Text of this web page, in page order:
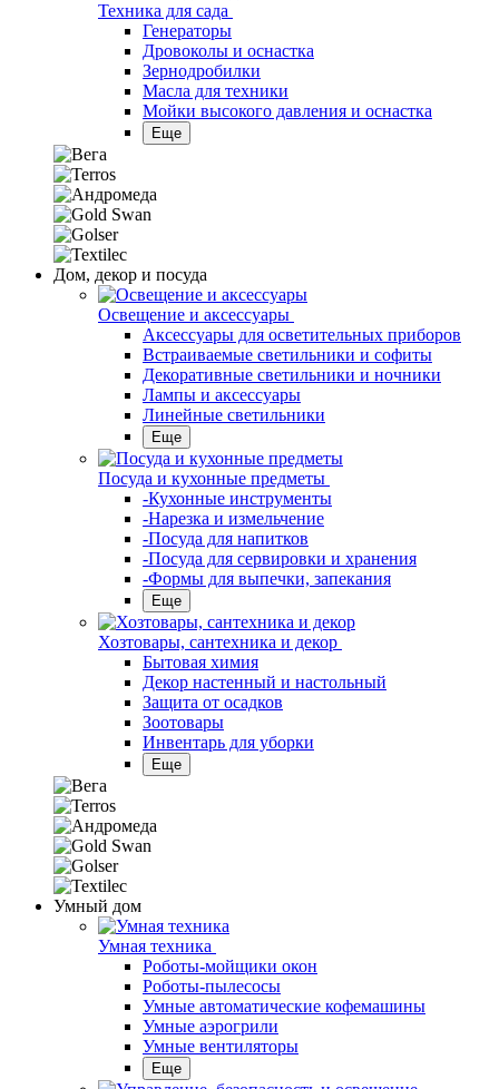
Техника для сада
Генераторы
Дровоколы и оснастка
Зернодробилки
Масла для техники
Мойки высокого давления и оснастка
Еще
Дом, декор и посуда
Освещение и аксессуары
Аксессуары для осветительных приборов
Встраиваемые светильники и софиты
Декоративные светильники и ночники
Лампы и аксессуары
Линейные светильники
Еще
Посуда и кухонные предметы
-Кухонные инструменты
-Нарезка и измельчение
-Посуда для напитков
-Посуда для сервировки и хранения
-Формы для выпечки, запекания
Еще
Хозтовары, сантехника и декор
Бытовая химия
Декор настенный и настольный
Защита от осадков
Зоотовары
Инвентарь для уборки
Еще
Умный дом
Умная техника
Роботы-мойщики окон
Роботы-пылесосы
Умные автоматические кофемашины
Умные аэрогрили
Умные вентиляторы
Еще